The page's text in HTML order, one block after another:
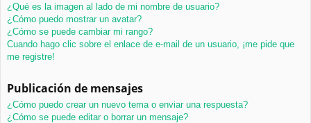
¿Qué es la imagen al lado de mi nombre de usuario?
¿Cómo puedo mostrar un avatar?
¿Cómo se puede cambiar mi rango?
Cuando hago clic sobre el enlace de e-mail de un usuario, ¡me pide que
me registre!
Publicación de mensajes
¿Cómo puedo crear un nuevo tema o enviar una respuesta?
¿Cómo se puede editar o borrar un mensaje?